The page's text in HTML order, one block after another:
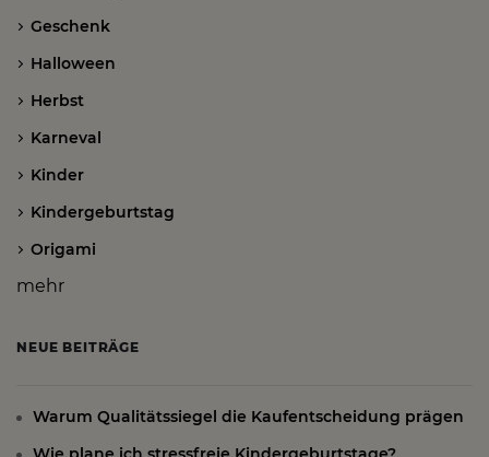
Geschenk
Halloween
Herbst
Karneval
Kinder
Kindergeburtstag
Origami
mehr
NEUE BEITRÄGE
Warum Qualitätssiegel die Kaufentscheidung prägen